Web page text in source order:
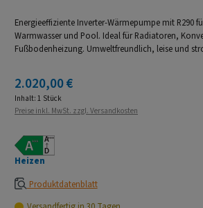
Energieeffiziente Inverter-Wärmepumpe mit R290
Warmwasser und Pool. Ideal für Radiatoren,
Fußbodenheizung. Umweltfreundlich, leise und
Regulärer Preis:
2.020,00 €
Inhalt: 1 Stück
Preise inkl. MwSt. zzgl. Versandkosten
Heizen
Produktdatenblatt